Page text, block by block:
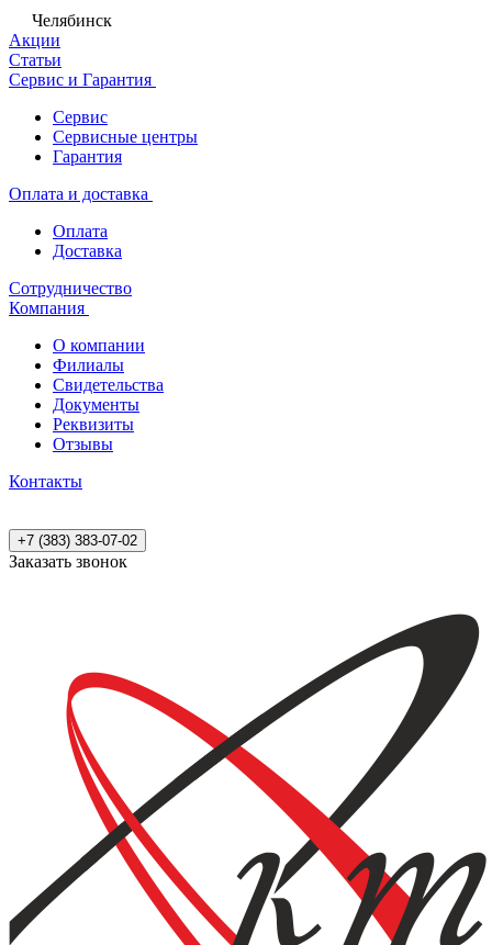
Челябинск
Акции
Статьи
Сервис и Гарантия
Сервис
Сервисные центры
Гарантия
Оплата и доставка
Оплата
Доставка
Сотрудничество
Компания
О компании
Филиалы
Свидетельства
Документы
Реквизиты
Отзывы
Контакты
+7 (383) 383-07-02
Заказать звонок